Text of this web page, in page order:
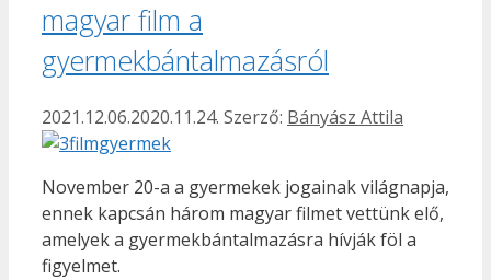
magyar film a
gyermekbántalmazásról
2021.12.06.2020.11.24. Szerző: Bányász Attila
November 20-a a gyermekek jogainak világnapja,
ennek kapcsán három magyar filmet vettünk elő,
amelyek a gyermekbántalmazásra hívják föl a
figyelmet.